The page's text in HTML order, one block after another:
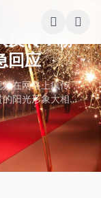
反转！粉
回应
在网络上疯传，
阳光形象大相径
表声明称视频系